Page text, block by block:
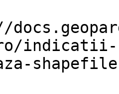
indicatii-